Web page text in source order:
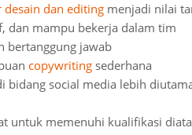
desain dan editing menjadi nilai
dan mampu bekerja dalam tim
bertanggung jawab
copywriting sederhana
bidang social media lebih
untuk memenuhi kualifikasi